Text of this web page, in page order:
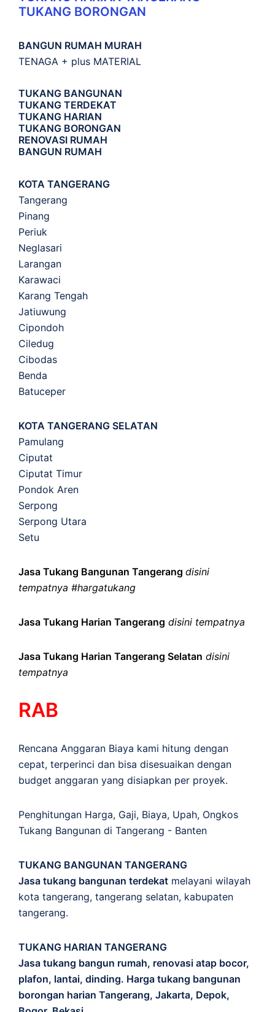
TUKANG BORONGAN
BANGUN RUMAH MURAH
TENAGA + plus MATERIAL
TUKANG BANGUNAN
TUKANG TERDEKAT
TUKANG HARIAN
TUKANG BORONGAN
RENOVASI RUMAH
BANGUN RUMAH
KOTA TANGERANG
Tangerang
Pinang
Periuk
Neglasari
Larangan
Karawaci
Karang Tengah
Jatiuwung
Cipondoh
Ciledug
Cibodas
Benda
Batuceper
KOTA TANGERANG SELATAN
Pamulang
Ciputat
Ciputat Timur
Pondok Aren
Serpong
Serpong Utara
Setu
Jasa Tukang Bangunan Tangerang disini
tempatnya #hargatukang
Jasa Tukang Harian Tangerang disini tempatnya
Jasa Tukang Harian Tangerang Selatan disini
tempatnya
RAB
Rencana Anggaran Biaya kami hitung dengan
cepat, terperinci dan bisa disesuaikan dengan
budget anggaran yang disiapkan per proyek.
Penghitungan Harga, Gaji, Biaya, Upah, Ongkos
Tukang Bangunan di Tangerang - Banten
TUKANG BANGUNAN TANGERANG
Jasa tukang bangunan terdekat melayani wilayah
kota tangerang, tangerang selatan, kabupaten
tangerang.
TUKANG HARIAN TANGERANG
Jasa tukang bangun rumah, renovasi atap bocor,
plafon, lantai, dinding. Harga tukang bangunan
borongan harian Tangerang, Jakarta, Depok,